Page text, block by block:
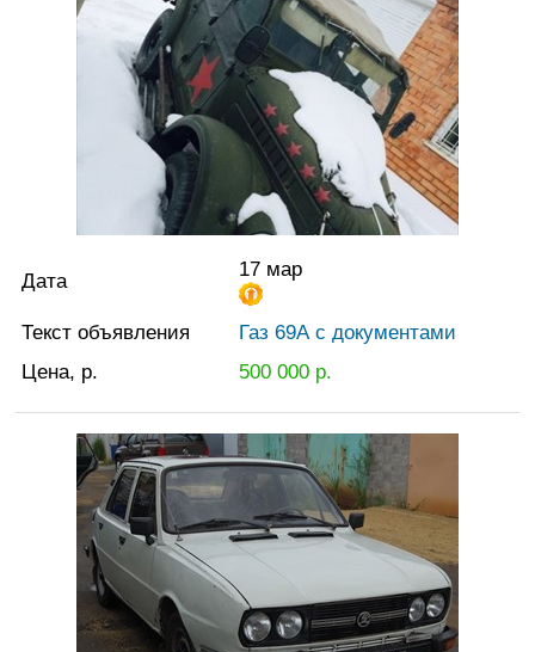
Дата 17 мар
Текст объявления
Газ 69А с документами
Цена, р.
500 000р.